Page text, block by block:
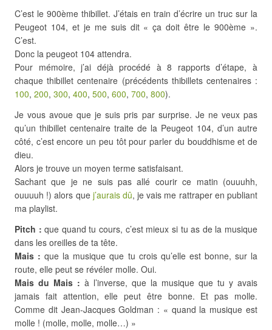
C’est le 900ème thibillet. J’étais en train d’écrire un truc sur la
Peugeot 104, et je me suis dit « ça doit être le 900ème ».
C’est.
Donc la peugeot 104 attendra.
Pour mémoire, j’ai déjà procédé à 8 rapports d’étape, à
chaque thibillet centenaire (précédents thibillets centenaires :
100, 200, 300, 400, 500, 600, 700, 800).
Je vous avoue que je suis pris par surprise. Je ne veux pas
qu’un thibillet centenaire traite de la Peugeot 104, d’un autre
côté, c’est encore un peu tôt pour parler du bouddhisme et de
dieu.
Alors je trouve un moyen terme satisfaisant.
Sachant que je ne suis pas allé courir ce matin (ouuuhh,
ouuuuh !) alors que j’aurais dû, je vais me rattraper en publiant
ma playlist.
Pitch : que quand tu cours, c’est mieux si tu as de la musique
dans les oreilles de ta tête.
Mais : que la musique que tu crois qu’elle est bonne, sur la
route, elle peut se révéler molle. Oui.
Mais du Mais : à l’inverse, que la musique que tu y avais
jamais fait attention, elle peut être bonne. Et pas molle.
Comme dit Jean-Jacques Goldman : « quand la musique est
molle ! (molle, molle, molle…) »